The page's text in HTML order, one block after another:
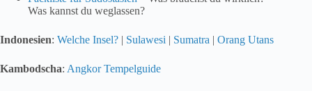
Was kannst du weglassen?
Indonesien: Welche Insel? | Sulawesi | Sumatra | Orang Utans
Kambodscha: Angkor Tempelguide